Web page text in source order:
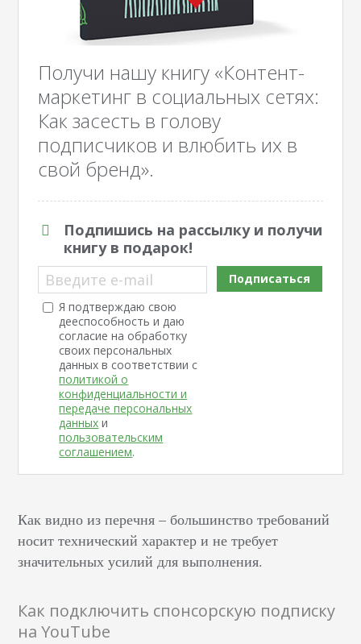
Получи нашу книгу «Контент-
маркетинг в социальных сетях:
Как засесть в голову
подписчиков и влюбить их в
свой бренд».
Подпишись на рассылку и получи
книгу в подарок!
Введите e-mail
Я подтверждаю свою
дееспособность и даю
согласие на обработку
своих персональных
данных в соответствии с
политикой о
конфиденциальности и
передаче персональных
данных и
пользовательским
соглашением.
Подписаться
Как видно из перечня – большинство требований
носит технический характер и не требует
значительных усилий для выполнения.
Как подключить спонсорскую подписку
на YouTube